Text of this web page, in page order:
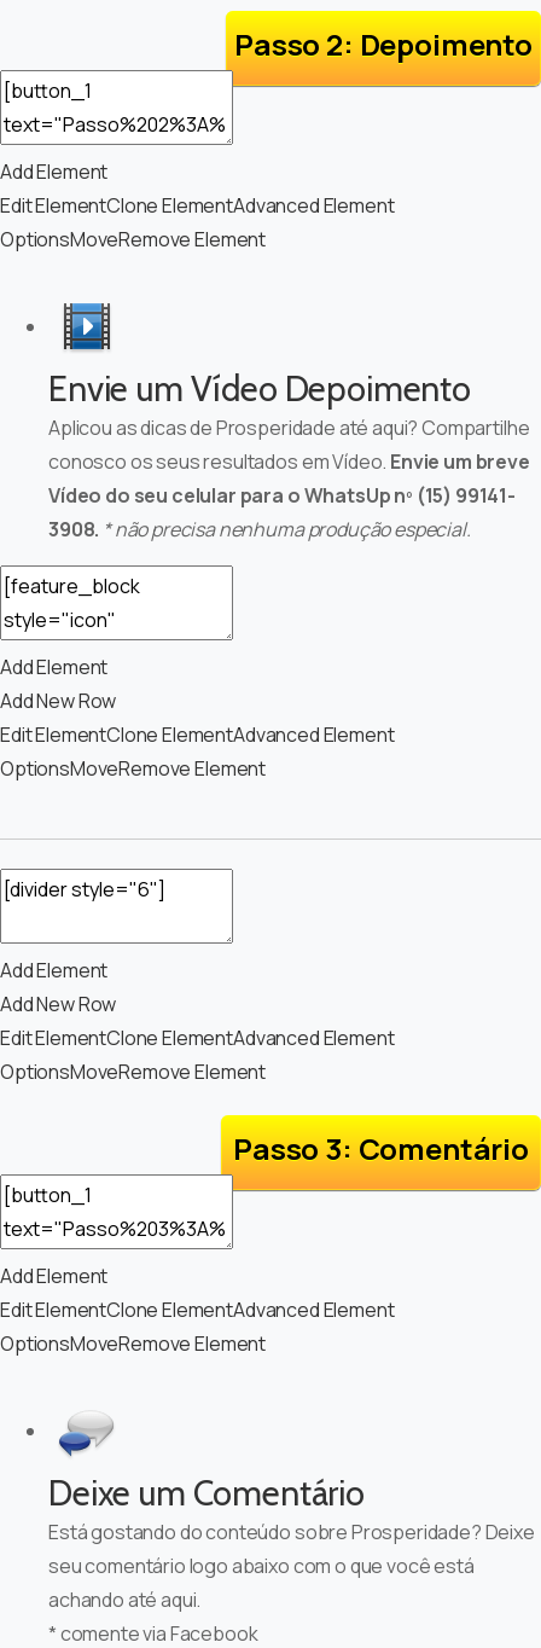
Passo 2: Depoimento
Add Element
Edit ElementClone ElementAdvanced Element
OptionsMoveRemove Element
Envie um Vídeo Depoimento
Aplicou as dicas de Prosperidade até aqui? Compartilhe
conosco os seus resultados em Vídeo. Envie um breve
Vídeo do seu celular para o WhatsUp nº (15) 99141-
3908. * não precisa nenhuma produção especial.
Add Element
Add New Row
Edit ElementClone ElementAdvanced Element
OptionsMoveRemove Element
Add Element
Add New Row
Edit ElementClone ElementAdvanced Element
OptionsMoveRemove Element
Passo 3: Comentário
Add Element
Edit ElementClone ElementAdvanced Element
OptionsMoveRemove Element
Deixe um Comentário
Está gostando do conteúdo sobre Prosperidade? Deixe
seu comentário logo abaixo com o que você está
achando até aqui.
* comente via Facebook